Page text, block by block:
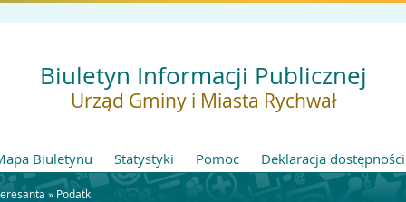
Biuletyn Informacji Publicznej
Urząd Gminy i Miasta Rychwał
Biuletynu Statystyki Pomoc Deklaracja dostępności
» Podatki